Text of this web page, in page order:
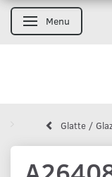
Skifte navigation
Menu
Glatte /